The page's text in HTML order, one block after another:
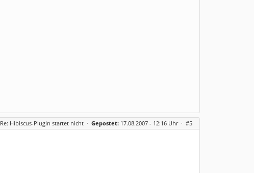
Re: Hibiscus-Plugin startet nicht · Gepostet: 17.08.2007 - 12:16 Uhr · #5